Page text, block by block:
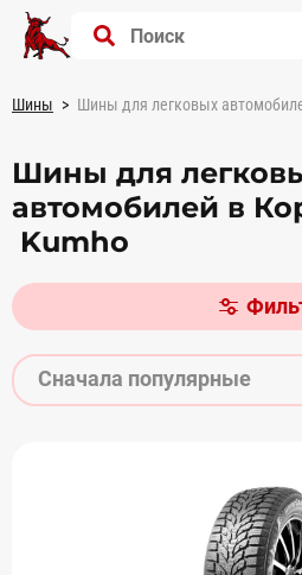
Шины Шины для легковых
Шины для
автомобилей в
Kumho
Сначала популярные